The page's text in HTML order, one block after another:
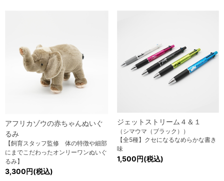
アフリカゾウの赤ちゃんぬいぐ
るみ
【飼育スタッフ監修 体の特徴や細部
にまでこだわったオンリーワンぬいぐ
るみ】
3,300円(税込)
ジェットストリーム４＆１
（シマウマ（ブラック））
【全5種】クセになるなめらかな書き
味
1,500円(税込)